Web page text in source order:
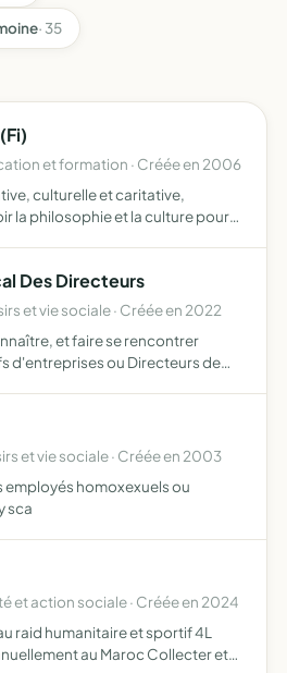
· 35
et formation · Créée en 2006
culturelle et caritative,
la philosophie et la culture pour
Des Directeurs
et vie sociale · Créée en 2022
et faire se rencontrer
d'entreprises ou Directeurs de
et vie sociale · Créée en 2003
employés homoxexuels ou
sca
et action sociale · Créée en 2024
raid humanitaire et sportif 4L
au Maroc Collecter et